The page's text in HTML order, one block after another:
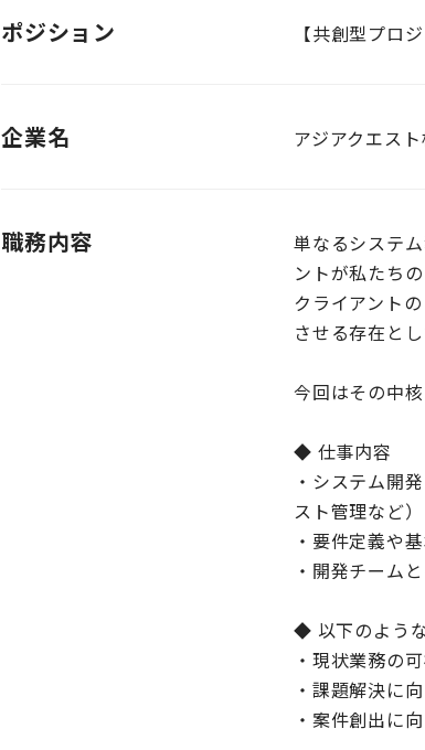
ポジション 【共創型プロ
企業名 アジアクエス
職務内容
単なるシステ
ントが私たち
クライアント
させる存在と
今回はその中
◆ 仕事内容
・システム開
スト管理など
・要件定義や
・開発チーム
◆ 以下のよう
・現状業務の
・課題解決に
・案件創出に